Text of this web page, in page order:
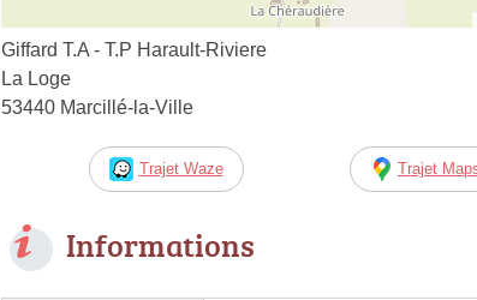
Giffard T.A - T.P Harault-Riviere
La Loge
53440 Marcillé-la-Ville
Trajet Waze Trajet
Informations